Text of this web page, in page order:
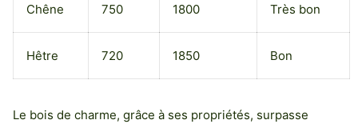
Chêne 750 1800 Très bon
Hêtre 720 1850 Bon
Le bois de charme, grâce à ses propriétés, surpasse